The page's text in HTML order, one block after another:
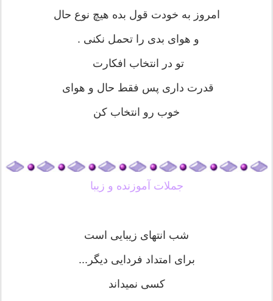
امروز به خودت قول بده هيچ نوع حال
و هواى بدى را تحمل نكنى .
تو در انتخاب افكارت
قدرت دارى پس فقط حال و هواى
خوب رو انتخاب كن
جملات آموزنده و زیبا
شب انتهای زیبایی است
برای امتداد فردایی دیگر...
کسی نمیداند